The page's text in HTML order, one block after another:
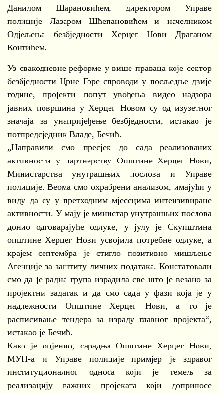
Данилом Шарановићем, директором Управе
полиције Лазаром Шћепановићем и начелником
Одјељења безбједности Херцег Нови Драганом
Контићем.
Уз свакодневне реформе у више праваца које сектор
безбједности Црне Горе спроводи у посљедње двије
године, пројекти попут увођења видео надзора
јавних површина у Херцег Новом су од изузетног
значаја за унапријеђење безбједности, истакао је
потпредсједник Владе, Бечић.
„Направили смо пресјек до сада реализованих
активности у партнерству Општине Херцег Нови,
Министарства унутрашњих послова и Управе
полиције. Веома смо охрабрени анализом, имајући у
виду да су у претходним мјесецима интензивиране
активности. У мају је министар унутрашњих послова
донио одговарајуће одлуке, у јулу је Скупштина
општине Херцег Нови усвојила потребне одлуке, а
крајем септембра је стигло позитивно мишљење
Агенције за заштиту личних података. Констатовали
смо да је радна група израдила све што је везано за
пројектни задатак и да смо сада у фази која је у
надлежности Општине Херцег Нови, а то је
расписивање тендера за израду главног пројекта“,
истакао је Бечић.
Како је оцјенио, сарадња Општине Херцег Нови,
МУП-а и Управе полиције примјер је здравог
институционалног односа који је темељ за
реализацију важних пројеката који доприносе